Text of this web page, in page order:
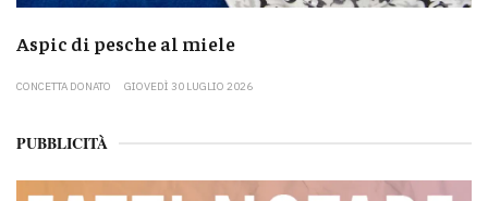
Aspic di pesche al miele
CONCETTA DONATO GIOVEDÌ 30 LUGLIO 2026
PUBBLICITÀ